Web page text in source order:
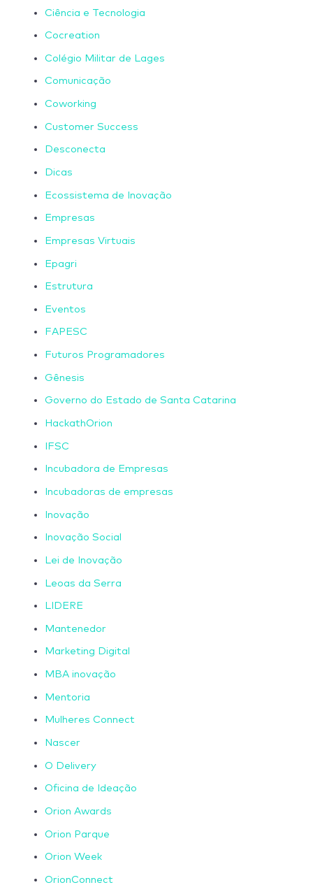
Ciência e Tecnologia
Cocreation
Colégio Militar de Lages
Comunicação
Coworking
Customer Success
Desconecta
Dicas
Ecossistema de Inovação
Empresas
Empresas Virtuais
Epagri
Estrutura
Eventos
FAPESC
Futuros Programadores
Gênesis
Governo do Estado de Santa Catarina
HackathOrion
IFSC
Incubadora de Empresas
Incubadoras de empresas
Inovação
Inovação Social
Lei de Inovação
Leoas da Serra
LIDERE
Mantenedor
Marketing Digital
MBA inovação
Mentoria
Mulheres Connect
Nascer
O Delivery
Oficina de Ideação
Orion Awards
Orion Parque
Orion Week
OrionConnect